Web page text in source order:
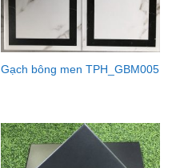
Gạch bông men TPH_GBM005